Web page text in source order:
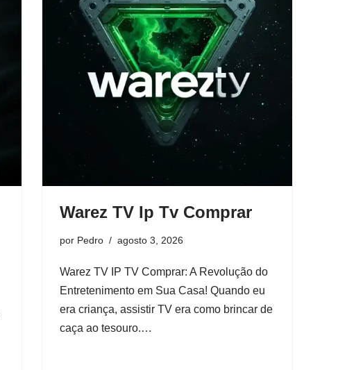
Warez TV Ip Tv Comprar
por Pedro agosto 3, 2026
Warez TV IP TV Comprar: A Revolução do
Entretenimento em Sua Casa! Quando eu
era criança, assistir TV era como brincar de
caça ao tesouro.…